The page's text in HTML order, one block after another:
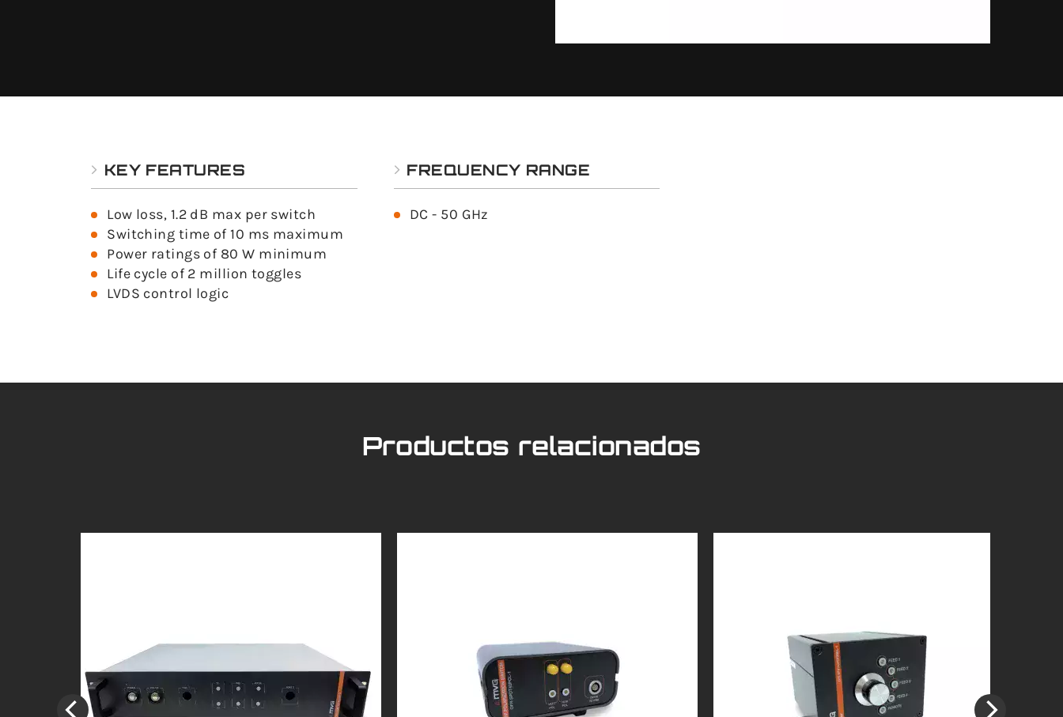
KEY FEATURES
Low loss, 1.2 dB max per switch
Switching time of 10 ms maximum
Power ratings of 80 W minimum
Life cycle of 2 million toggles
LVDS control logic
FREQUENCY RANGE
DC - 50 GHz
Productos relacionados